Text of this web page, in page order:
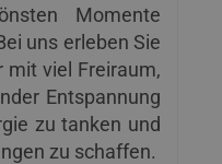
Momente
uns erleben Sie
mit viel Freiraum,
Entspannung
zu tanken und
zu schaffen.